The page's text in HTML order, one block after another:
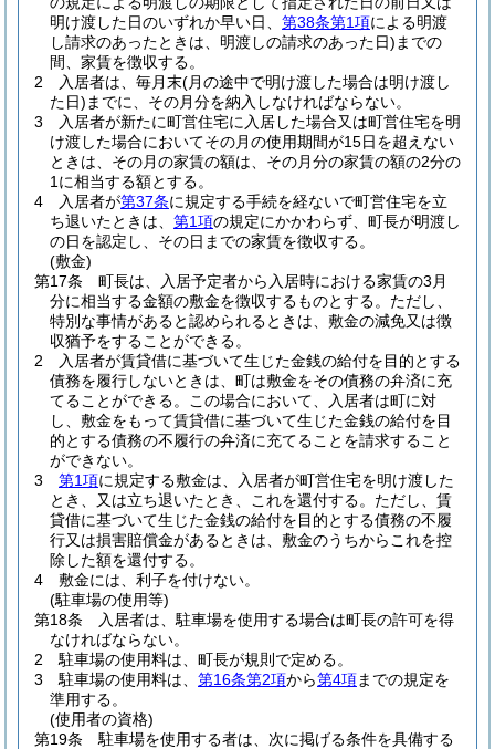
明け渡した日のいずれか早い日、 第38条第1項による明渡
し請求のあったときは、明渡しの請求のあった日) までの
間、家賃を徴収する。
2
入居者は、毎月末(月の途中で明け渡した場合は明け渡し
た日) までに、その月分を納入しなければならない。
3
入居者が新たに町営住宅に入居した場合又は町営住宅を明
け渡した場合においてその月の使用期間が15日を超えない
ときは、その月の家賃の額は、その月分の家賃の額の2分の
1に相当する額とする。
4
入居者が第37条に規定する手続を経ないで町営住宅を立
ち退いたときは、 第1項の規定にかかわらず、町長が明渡し
の日を認定し、その日までの家賃を徴収する。
(敷金)
第17条
町長は、入居予定者から入居時における家賃の3月
分に相当する金額の敷金を徴収するものとする。 ただし、
特別な事情があると認められるときは、敷金の減免又は徴
収猶予をすることができる。
2
入居者が賃貸借に基づいて生じた金銭の給付を目的とする
債務を履行しないときは、町は敷金をその債務の弁済に充
てることができる。
この場合において、入居者は町に対
し、敷金をもって賃貸借に基づいて生じた金銭の給付を目
的とする債務の不履行の弁済に充てることを請求すること
ができない。
3
第1項に規定する敷金は、入居者が町営住宅を明け渡した
とき、又は立ち退いたとき、これを還付する。 ただし、賃
貸借に基づいて生じた金銭の給付を目的とする債務の不履
行又は損害賠償金があるときは、敷金のうちからこれを控
除した額を還付する。
4
敷金には、利子を付けない。
(駐車場の使用等)
第18条
入居者は、駐車場を使用する場合は町長の許可を得
なければならない。
2
駐車場の使用料は、町長が規則で定める。
3
駐車場の使用料は、 第16条第2項から第4項までの規定を
準用する。
(使用者の資格)
第19条
駐車場を使用する者は、次に掲げる条件を具備する